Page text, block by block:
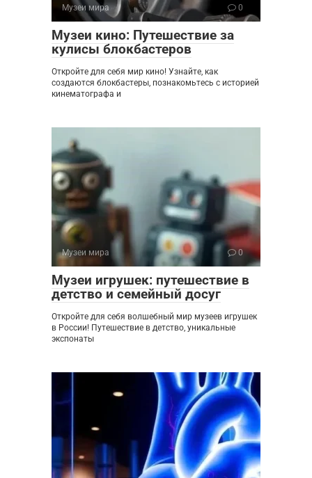
Музеи мира 0
Музеи кино: Путешествие за
кулисы блокбастеров
Откройте для себя мир кино! Узнайте, как
создаются блокбастеры, познакомьтесь с историей
кинематографа и
Музеи мира 0
Музеи игрушек: путешествие в
детство и семейный досуг
Откройте для себя волшебный мир музеев игрушек
в России! Путешествие в детство, уникальные
экспонаты